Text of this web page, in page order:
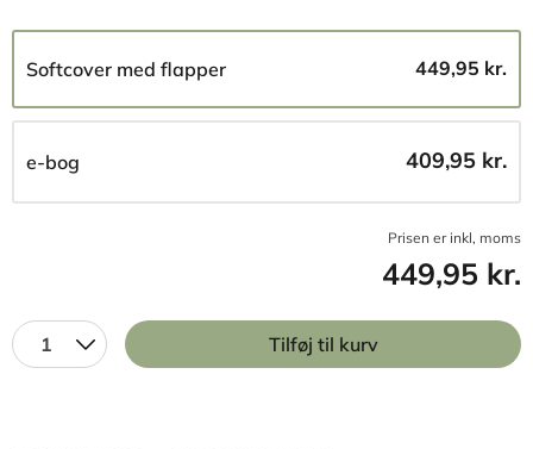
Softcover med flapper 449,95 kr.
e-bog 409,95 kr.
Prisen er inkl, moms
449,95 kr.
1 Tilføj til kurv